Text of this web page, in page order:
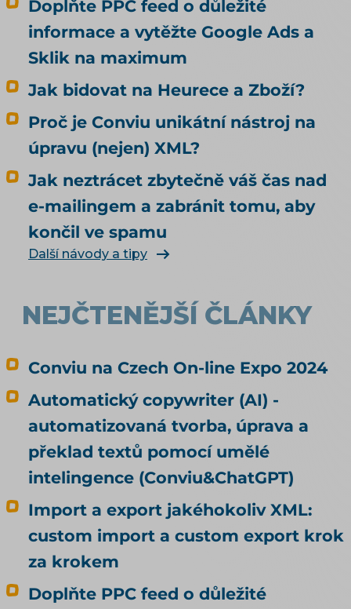
odpovídá na jinou otázku, než si většina lidí
myslí. Kvalitní data rozhodují o tom, jestli vás
umělá inteligence doporučí. To, jestli u vás
článek je proto o nakupování, ne o
doporučování. Odpovídá na tři otázky: Může u
mě agent nakoupit už dnes, i když jsem to
nikde nepovolil? Co bych musel udělat, aby u
mě mohl nakupovat oficiálně, a vyplatí se to?
Kdo zaplatí škodu, když agent koupí něco
jiného, než měl? Jak vás má umělá inteligence
vůbec najít a doporučit, řeší téma SEO a UX pro
e-shop. Čím konkrétně naplnit produktová
Doplňte PPC feed o důležité
informace a vytěžte Google Ads a
Sklik na maximum
Jak bidovat na Heurece a Zboží?
Proč je Conviu unikátní nástroj na
úpravu (nejen) XML?
Jak neztrácet zbytečně váš čas nad
e-mailingem a zabránit tomu, aby
končil ve spamu
Další návody a tipy
NEJČTENĚJŠÍ ČLÁNKY
Conviu na Czech On-line Expo 2024
Automatický copywriter (AI) -
automatizovaná tvorba, úprava a
překlad textů pomocí umělé
intelingence (Conviu&ChatGPT)
Import a export jakéhokoliv XML:
custom import a custom export krok
za krokem
Doplňte PPC feed o důležité